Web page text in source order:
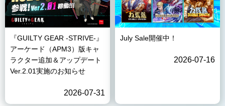
『GUILTY GEAR -STRIVE-』
アーケード（APM3）版キャ
ラクター追加＆アップデート
Ver.2.01実施のお知らせ
2026-07-31
July Sale開催中！
2026-07-16